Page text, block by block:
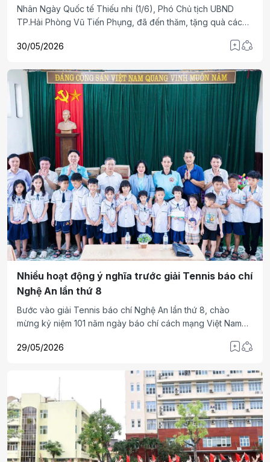
Nhân Ngày Quốc tế Thiếu nhi (1/6), Phó Chủ tịch UBND
TP.Hải Phòng Vũ Tiến Phụng, đã đến thăm, tặng quà các
dưỡng Bảo trợ xã hội Hải Dương; bệnh viện Nhi Hải Phòng;
30/05/2026
Nhiều hoạt động ý nghĩa trước giải Tennis báo chí
Nghệ An lần thứ 8
Bước vào giải Tennis báo chí Nghệ An lần thứ 8, chào
mừng kỷ niệm 101 năm ngày báo chí cách mạng Việt Nam
báo chí Nghệ An tổ chức lễ dâng hoa, dâng hương tưởng
29/05/2026